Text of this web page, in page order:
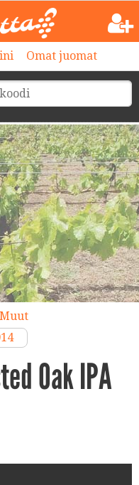
Omat juomat
Muut
Oak IPA